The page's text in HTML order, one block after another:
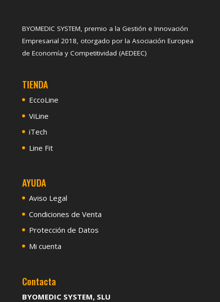
BYOMEDIC SYSTEM, premio a la Gestión e Innovación
Empresarial 2018, otorgado por la Asociación Europea
de Economía y Competitividad (AEDEEC)
TIENDA
EccoLine
ViLine
iTech
Line Fit
AYUDA
Aviso Legal
Condiciones de Venta
Protección de Datos
Mi cuenta
Contacta
BYOMEDIC SYSTEM, SLU